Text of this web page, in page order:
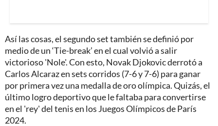
Así las cosas, el segundo set también se definió por
medio de un ‘Tie-break’ en el cual volvió a salir
victorioso 'Nole'. Con esto, Novak Djokovic derrotó a
Carlos Alcaraz en sets corridos (7-6 y 7-6) para ganar
por primera vez una medalla de oro olímpica. Quizás, el
último logro deportivo que le faltaba para convertirse
en el 'rey' del tenis en los Juegos Olímpicos de París
2024.